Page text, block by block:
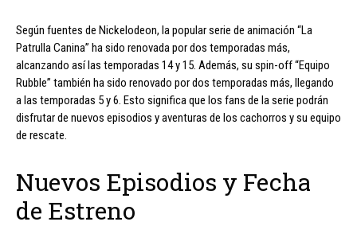
Según fuentes de Nickelodeon, la popular serie de animación “La
Patrulla Canina” ha sido renovada por dos temporadas más,
alcanzando así las temporadas 14 y 15. Además, su spin-off “Equipo
Rubble” también ha sido renovado por dos temporadas más, llegando
a las temporadas 5 y 6. Esto significa que los fans de la serie podrán
disfrutar de nuevos episodios y aventuras de los cachorros y su equipo
de rescate.
Nuevos Episodios y Fecha
de Estreno